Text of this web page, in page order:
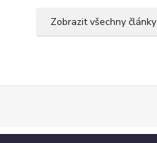
Zobrazit všechny články